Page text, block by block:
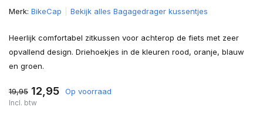
Merk: BikeCap Bekijk alles Bagagedrager kussentjes
Heerlijk comfortabel zitkussen voor achterop de fiets met zeer
opvallend design. Driehoekjes in de kleuren rood, oranje, blauw
en groen.
19,95 12,95 Op voorraad
Incl. btw